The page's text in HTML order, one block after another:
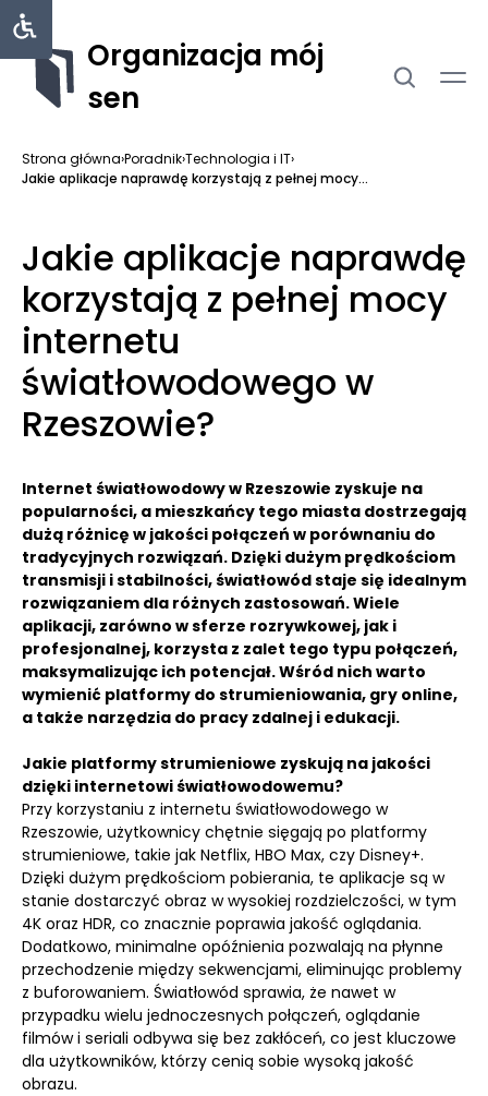
Organizacja mój
sen
Strona główna›Poradnik›Technologia i IT›
Jakie aplikacje naprawdę korzystają z pełnej mocy...
Jakie aplikacje naprawdę
korzystają z pełnej mocy
internetu
światłowodowego w
Rzeszowie?
Internet światłowodowy w Rzeszowie zyskuje na
popularności, a mieszkańcy tego miasta dostrzegają
dużą różnicę w jakości połączeń w porównaniu do
tradycyjnych rozwiązań. Dzięki dużym prędkościom
transmisji i stabilności, światłowód staje się idealnym
rozwiązaniem dla różnych zastosowań. Wiele
aplikacji, zarówno w sferze rozrywkowej, jak i
profesjonalnej, korzysta z zalet tego typu połączeń,
maksymalizując ich potencjał. Wśród nich warto
wymienić platformy do strumieniowania, gry online,
a także narzędzia do pracy zdalnej i edukacji.
Jakie platformy strumieniowe zyskują na jakości
dzięki internetowi światłowodowemu?
Przy korzystaniu z internetu światłowodowego w
Rzeszowie, użytkownicy chętnie sięgają po platformy
strumieniowe, takie jak Netflix, HBO Max, czy Disney+.
Dzięki dużym prędkościom pobierania, te aplikacje są w
stanie dostarczyć obraz w wysokiej rozdzielczości, w tym
4K oraz HDR, co znacznie poprawia jakość oglądania.
Dodatkowo, minimalne opóźnienia pozwalają na płynne
przechodzenie między sekwencjami, eliminując problemy
z buforowaniem. Światłowód sprawia, że nawet w
przypadku wielu jednoczesnych połączeń, oglądanie
filmów i seriali odbywa się bez zakłóceń, co jest kluczowe
dla użytkowników, którzy cenią sobie wysoką jakość
obrazu.